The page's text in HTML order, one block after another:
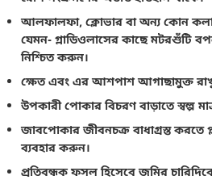
আলফালফা, ক্লোভার বা অন্য কোন
যেমন- গ্লাডিওলাসের কাছে মটরশুঁটি
নিশ্চিত করুন।
ক্ষেত এবং এর আশপাশ আগাছামুক্ত
উপকারী পোকার বিচরণ বাড়াতে স্বল্প
জাবপোকার জীবনচক্র বাধাগ্রস্ত করতে
ব্যবহার করুন।
প্রতিবন্ধক ফসল হিসেবে জমির